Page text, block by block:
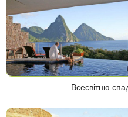
Всесвітню